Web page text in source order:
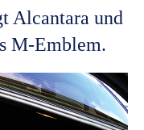
Alcantara und
M-Emblem.